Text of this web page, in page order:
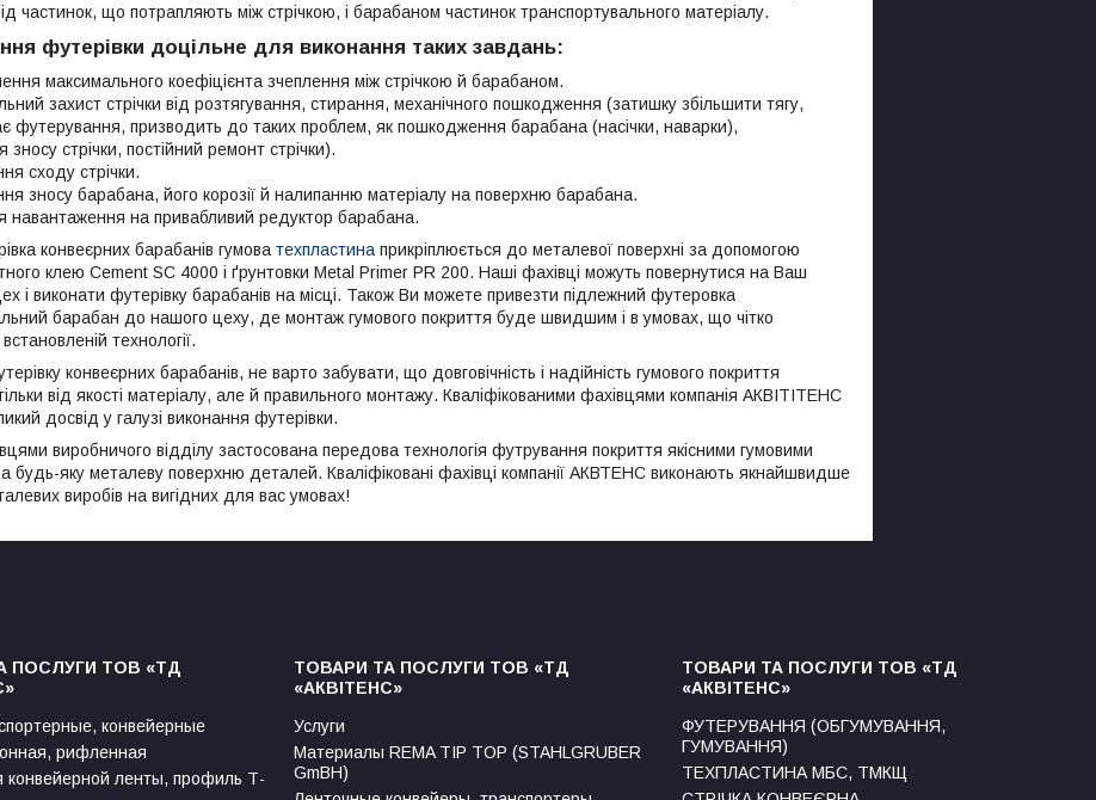
частинок, що потрапляють між стрічкою, і барабаном частинок транспортувального матеріалу.
футерівки доцільне для виконання таких завдань:
максимального коефіцієнта зчеплення між стрічкою й барабаном.
захист стрічки від розтягування, стирання, механічного пошкодження (затишку збільшити тягу,
футерування, призводить до таких проблем, як пошкодження барабана (насічки, наварки),
зносу стрічки, постійний ремонт стрічки).
сходу стрічки.
зносу барабана, його корозії й налипанню матеріалу на поверхню барабана.
навантаження на привабливий редуктор барабана.
конвеєрних барабанів гумова техпластина прикріплюється до металевої поверхні за допомогою
клею Cement SC 4000 і ґрунтовки Metal Primer PR 200. Наші фахівці можуть повернутися на Ваш
і виконати футерівку барабанів на місці. Також Ви можете привезти підлежний футеровка
барабан до нашого цеху, де монтаж гумового покриття буде швидшим і в умовах, що чітко
технології.
конвеєрних барабанів, не варто забувати, що довговічність і надійність гумового покриття
від якості матеріалу, але й правильного монтажу. Кваліфікованими фахівцями компанія АКВІТІТЕНС
досвід у галузі виконання футерівки.
виробничого відділу застосована передова технологія футрування покриття якісними гумовими
будь-яку металеву поверхню деталей. Кваліфіковані фахівці компанії АКВТЕНС виконають якнайшвидше
виробів на вигідних для вас умовах!
ПОСЛУГИ ТОВ «ТД
конвейерные
рифленная
ленты, профиль Т-
ТОВАРИ ТА ПОСЛУГИ ТОВ «ТД
«АКВІТЕНС»
Услуги
Материалы REMA TIP TOP (STAHLGRUBER
GmBH)
ТОВАРИ ТА ПОСЛУГИ ТОВ «ТД
«АКВІТЕНС»
ФУТЕРУВАННЯ (ОБГУМУВАННЯ,
ГУМУВАННЯ)
ТЕХПЛАСТИНА МБС, ТМКЩ